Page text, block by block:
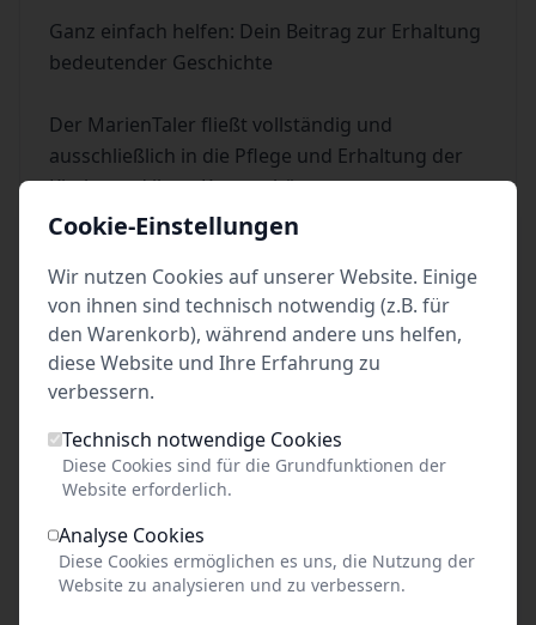
Ganz einfach helfen: Dein Beitrag zur Erhaltung
bedeutender Geschichte
Der MarienTaler fließt vollständig und
ausschließlich in die Pflege und Erhaltung der
Kirche und ihrer Kunstschätze.
Für persönliches Gebet und Andacht, dem
Anzünden von Kerzen sowie für den Besuch von
öffentlichen Andachten und Gottesdiensten
wird der MarienTaler nicht erhoben
Freien Eintritt haben Kinder und Jugendliche bis
18 Jahre, Mitglieder der Gemeinde, begleitende
Lehrkräfte, Reiseleitungen, Begleitpersonen von
Schwerbehinderten mit Kennzeichnung "B" im
Ausweis, Presse, JVA-Beamte mit
Strafgefangenen, Geflüchtete mit
Begleitpersonen
Cookie-Einstellungen
Wir nutzen Cookies auf unserer Website. Einige
von ihnen sind technisch notwendig (z.B. für
den Warenkorb), während andere uns helfen,
diese Website und Ihre Erfahrung zu
verbessern.
Technisch notwendige Cookies
Diese Cookies sind für die Grundfunktionen der
Website erforderlich.
Analyse Cookies
Diese Cookies ermöglichen es uns, die Nutzung der
Website zu analysieren und zu verbessern.